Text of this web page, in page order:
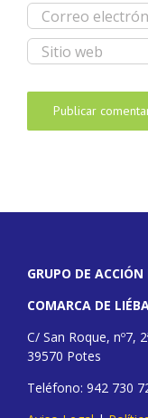
GRUPO DE
COMARCA DE
C/ San Roque, nº7,
39570 Potes
Teléfono: 942 730